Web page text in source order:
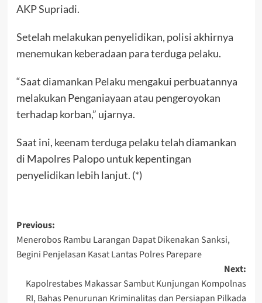
AKP Supriadi.
Setelah melakukan penyelidikan, polisi akhirnya
menemukan keberadaan para terduga pelaku.
“Saat diamankan Pelaku mengakui perbuatannya
melakukan Penganiayaan atau pengeroyokan
terhadap korban,” ujarnya.
Saat ini, keenam terduga pelaku telah diamankan
di Mapolres Palopo untuk kepentingan
penyelidikan lebih lanjut. (*)
Post
navigation
Previous:
Menerobos Rambu Larangan Dapat Dikenakan Sanksi,
Begini Penjelasan Kasat Lantas Polres Parepare
Next:
Kapolrestabes Makassar Sambut Kunjungan Kompolnas
RI, Bahas Penurunan Kriminalitas dan Persiapan Pilkada